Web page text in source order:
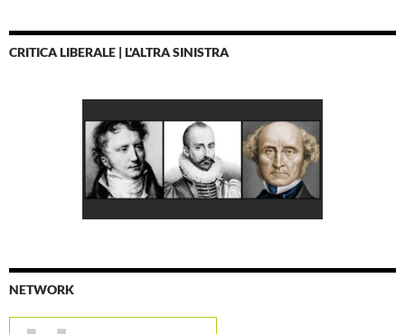
CRITICA LIBERALE | L'ALTRA SINISTRA
NETWORK